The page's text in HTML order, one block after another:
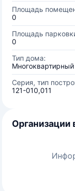
Площадь
0
Площадь
0
Тип дома:
Серия, тип
121-010,011
Организации